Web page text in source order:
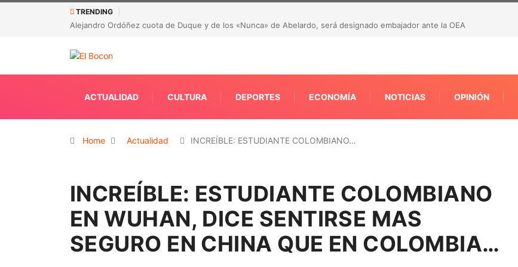
TRENDING
Alejandro Ordóñez cuota de Duque y de los «Nunca» de Abelardo, será designado embajador ante la OEA
ACTUALIDAD CULTURA DEPORTES ECONOMÍA NOTICIAS OPINIÓN
Home Actualidad INCREÍBLE: ESTUDIANTE COLOMBIANO…
INCREÍBLE: ESTUDIANTE COLOMBIANO
EN WUHAN, DICE SENTIRSE MAS
SEGURO EN CHINA QUE EN COLOMBIA…